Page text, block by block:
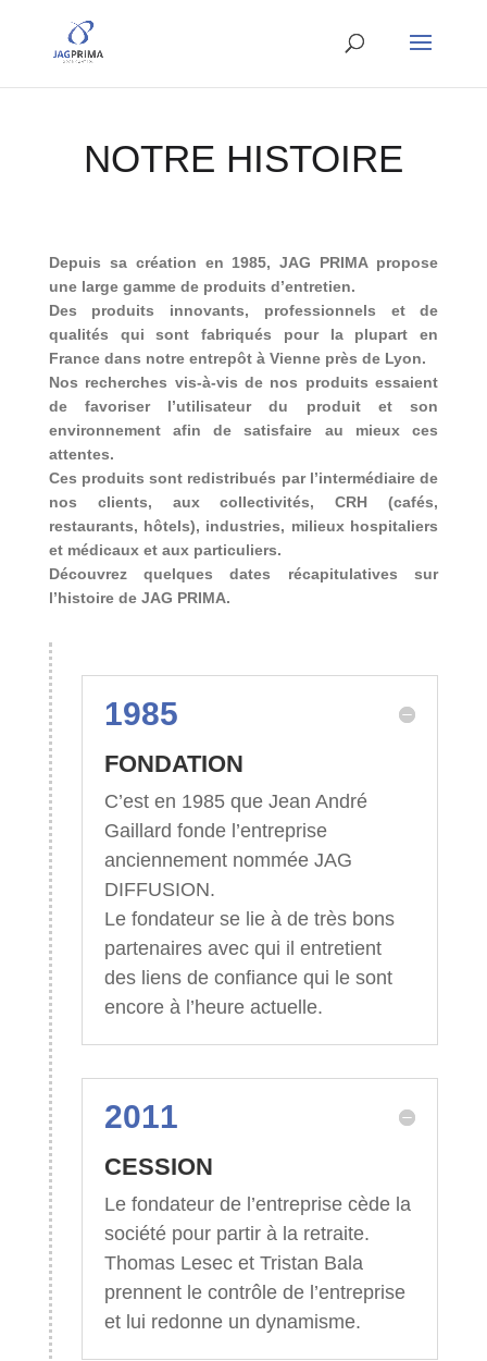
NOTRE HISTOIRE
Depuis sa création en 1985, JAG PRIMA propose
une large gamme de produits d’entretien.
Des produits innovants, professionnels et de
qualités qui sont fabriqués pour la plupart en
France dans notre entrepôt à Vienne près de Lyon.
Nos recherches vis-à-vis de nos produits essaient
de favoriser l’utilisateur du produit et son
environnement afin de satisfaire au mieux ces
attentes.
Ces produits sont redistribués par l’intermédiaire de
nos clients, aux collectivités, CRH (cafés,
restaurants, hôtels), industries, milieux hospitaliers
et médicaux et aux particuliers.
Découvrez quelques dates récapitulatives sur
l’histoire de JAG PRIMA.
1985
FONDATION
C’est en 1985 que Jean André
Gaillard fonde l’entreprise
anciennement nommée JAG
DIFFUSION.
Le fondateur se lie à de très bons
partenaires avec qui il entretient
des liens de confiance qui le sont
encore à l’heure actuelle.
2011
CESSION
Le fondateur de l’entreprise cède la
société pour partir à la retraite.
Thomas Lesec et Tristan Bala
prennent le contrôle de l’entreprise
et lui redonne un dynamisme.